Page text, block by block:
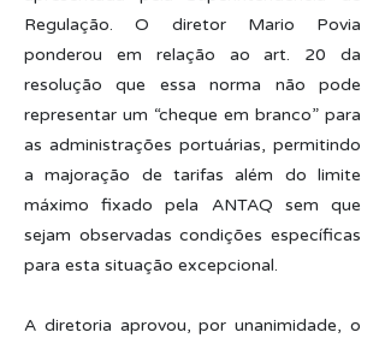
Regulação. O diretor Mario Povia
ponderou em relação ao art. 20 da
resolução que essa norma não pode
representar um “cheque em branco” para
as administrações portuárias, permitindo
a majoração de tarifas além do limite
máximo fixado pela ANTAQ sem que
sejam observadas condições específicas
para esta situação excepcional.
A diretoria aprovou, por unanimidade, o